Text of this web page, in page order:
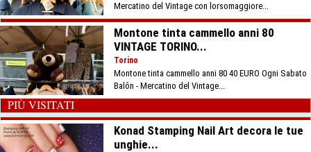
Mercatino del Vintage con lorsomaggiore...
Montone tinta cammello anni 80
VINTAGE TORINO...
Torino
Montone tinta cammello anni 80 40 EURO Ogni Sabato
Balôn - Mercatino del Vintage...
PIÙ VISITATI
Konad Stamping Nail Art decora le tue
unghie...